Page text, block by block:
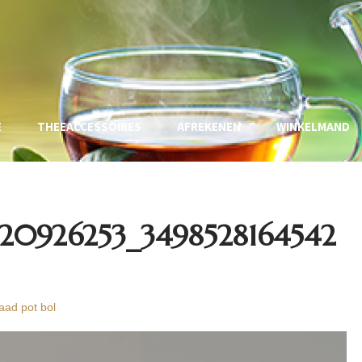
THEEACCESSOIRES AFREKENEN WINKELMAND
pot bol